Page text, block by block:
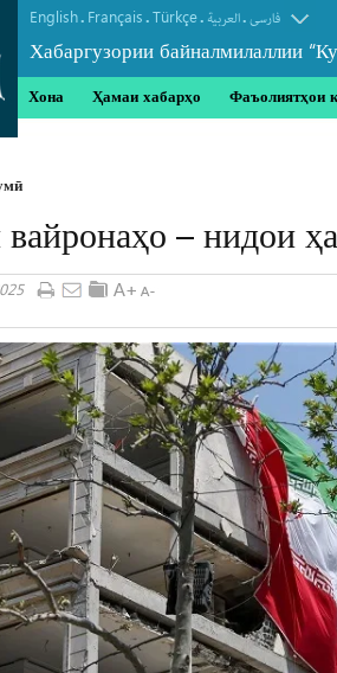
English. Français.Türkçe. العربیة.فارسی
Хабаргузории байналмилаллии
Хона Ҳамаи хабарҳо Фаъолиятҳои
– нидои